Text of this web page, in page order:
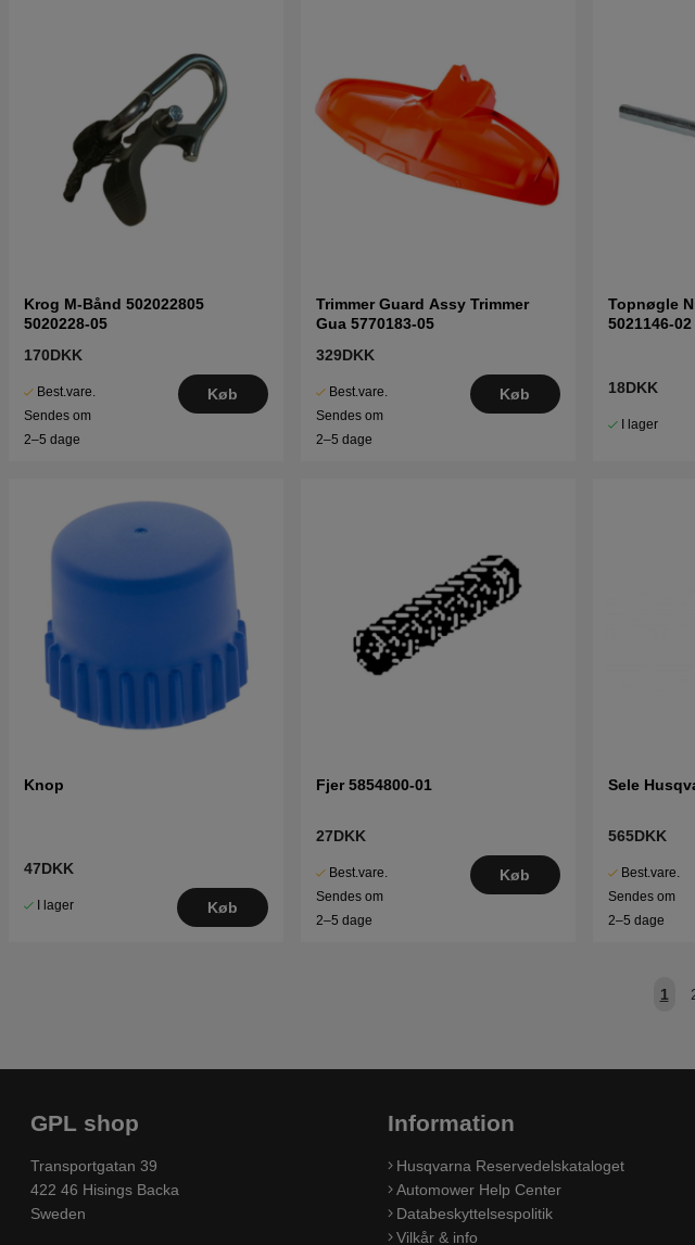
Krog M-Bånd 502022805
5020228-05
170DKK
Best.vare.
Sendes om
2–5 dage
Køb
Trimmer Guard Assy Trimmer
Gua 5770183-05
329DKK
Best.vare.
Sendes om
2–5 dage
Køb
Topnøgle
5021146-02
18DKK
I lager
Knop
47DKK
I lager Køb
Fjer 5854800-01
27DKK
Best.vare.
Sendes om
2–5 dage
Køb
Sele
565DKK
Best.vare.
Sendes om
2–5 dage
1
GPL shop
Transportgatan 39
422 46 Hisings Backa
Sweden
Information
Husqvarna Reservedelskataloget
Automower Help Center
Databeskyttelsespolitik
Vilkår & info